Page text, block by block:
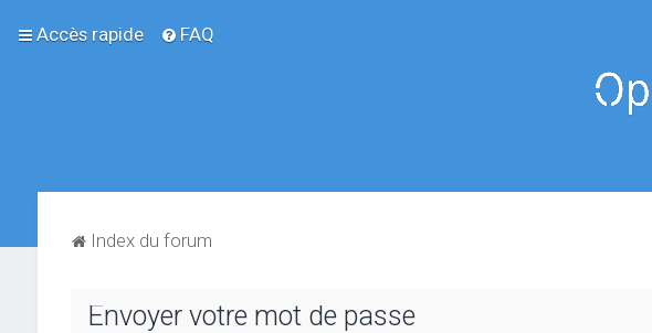
Accès rapide FAQ
Index du forum
Envoyer votre mot de passe